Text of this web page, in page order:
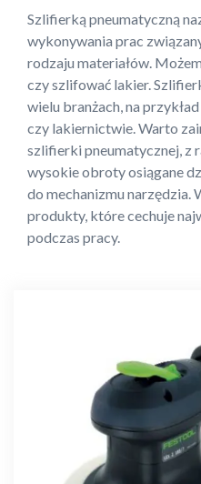
Szlifierką pneumatyczną
wykonywania prac
rodzaju materiałów.
czy szlifować lakier.
wielu branżach, na
czy lakiernictwie. Warto
szlifierki pneumatycznej, z
wysokie obroty osiągane
do mechanizmu narzędzia.
produkty, które cechuje
podczas pracy.